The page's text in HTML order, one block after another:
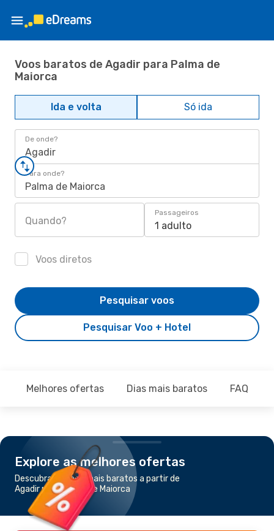
Voos baratos de Agadir para Palma de
Maiorca
Ida e volta Só ida
De onde?
Agadir
Para onde?
Palma de Maiorca
Quando?
Passageiros
1 adulto
Voos diretos
Pesquisar Voo + Hotel
Pesquisar voos
Melhores ofertas Dias mais baratos FAQ
Explore as melhores ofertas
Descubra os voos mais baratos a partir de
Agadir para Palma de Maiorca